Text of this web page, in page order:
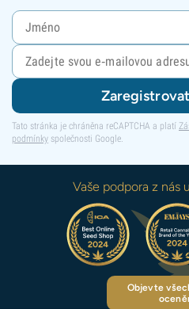
Tato stránka je chráněna reCAPTCHA a platí
podmínky společnosti Google.
Vaše podpora z nás
Objevte